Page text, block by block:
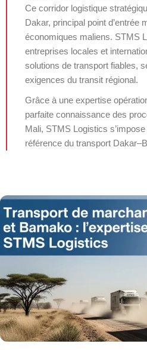
Ce corridor logistique
Dakar, principal point d’entrée
économiques maliens. STMS
entreprises locales et
solutions de transport fiables,
exigences du transit régional.
Grâce à une expertise
parfaite connaissance des
Mali, STMS Logistics
référence du transport